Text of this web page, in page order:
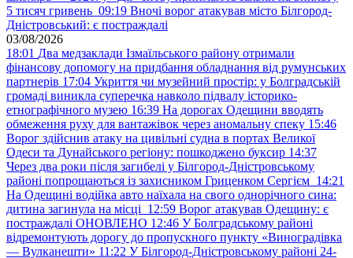
5 тисяч гривень 09:19 Вночі ворог атакував місто Білгород-
Дністровський: є постраждалі
03/08/2026
18:01 Два медзаклади Ізмаїльського району отримали
фінансову допомогу на придбання обладнання від румунських
партнерів 17:04 Укриття чи музейний простір: у Болградській
громаді виникла суперечка навколо підвалу історико-
етнографічного музею 16:39 На дорогах Одещини вводять
обмеження руху для вантажівок через аномальну спеку 15:46
Ворог здійснив атаку на цивільні судна в портах Великої
Одеси та Дунайського регіону: пошкоджено буксир 14:37
Через два роки після загибелі у Білгород-Дністровському
районі попрощаються із захисником Гриценком Сергієм 14:21
На Одещині водійка авто наїхала на свого однорічного сина:
дитина загинула на місці 12:59 Ворог атакував Одещину: є
постраждалі ОНОВЛЕНО 12:46 У Болградському районі
відремонтують дорогу до пропускного пункту «Виноградівка
— Вулканешти» 11:22 У Білгород-Дністровському районі 24-